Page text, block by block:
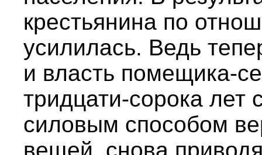
крестьянина по
усилилась. Ведь
и власть помещика-
тридцати-сорока лет
силовым способом